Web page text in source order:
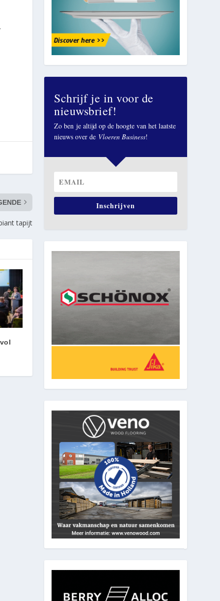
tapijt
Schrijf je in voor de
nieuwsbrief!
Zo ben je altijd op de hoogte van het laatste
nieuws over de Vloeren Business!
Inschrijven